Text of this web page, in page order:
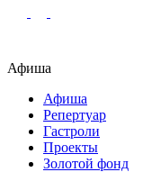
Афиша
Афиша
Репертуар
Гастроли
Проекты
Золотой фонд